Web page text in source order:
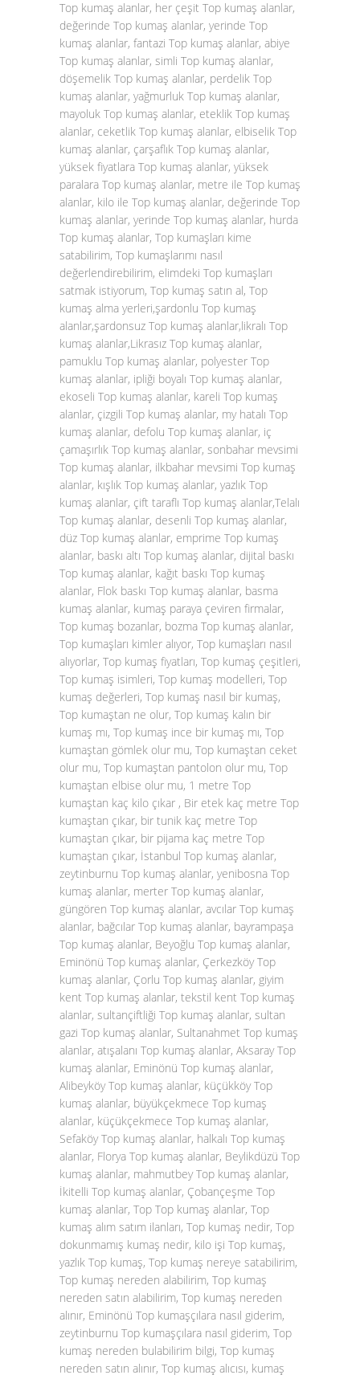
Top kumaş alanlar, her çeşit Top kumaş alanlar,
değerinde Top kumaş alanlar, yerinde Top
kumaş alanlar, fantazi Top kumaş alanlar, abiye
Top kumaş alanlar, simli Top kumaş alanlar,
döşemelik Top kumaş alanlar, perdelik Top
kumaş alanlar, yağmurluk Top kumaş alanlar,
mayoluk Top kumaş alanlar, eteklik Top kumaş
alanlar, ceketlik Top kumaş alanlar, elbiselik Top
kumaş alanlar, çarşaflık Top kumaş alanlar,
yüksek fiyatlara Top kumaş alanlar, yüksek
paralara Top kumaş alanlar, metre ile Top kumaş
alanlar, kilo ile Top kumaş alanlar, değerinde Top
kumaş alanlar, yerinde Top kumaş alanlar, hurda
Top kumaş alanlar, Top kumaşları kime
satabilirim, Top kumaşlarımı nasıl
değerlendirebilirim, elimdeki Top kumaşları
satmak istiyorum, Top kumaş satın al, Top
kumaş alma yerleri,şardonlu Top kumaş
alanlar,şardonsuz Top kumaş alanlar,likralı Top
kumaş alanlar,Likrasız Top kumaş alanlar,
pamuklu Top kumaş alanlar, polyester Top
kumaş alanlar, ipliği boyalı Top kumaş alanlar,
ekoseli Top kumaş alanlar, kareli Top kumaş
alanlar, çizgili Top kumaş alanlar, my hatalı Top
kumaş alanlar, defolu Top kumaş alanlar, iç
çamaşırlık Top kumaş alanlar, sonbahar mevsimi
Top kumaş alanlar, ilkbahar mevsimi Top kumaş
alanlar, kışlık Top kumaş alanlar, yazlık Top
kumaş alanlar, çift taraflı Top kumaş alanlar,Telalı
Top kumaş alanlar, desenli Top kumaş alanlar,
düz Top kumaş alanlar, emprime Top kumaş
alanlar, baskı altı Top kumaş alanlar, dijital baskı
Top kumaş alanlar, kağıt baskı Top kumaş
alanlar, Flok baskı Top kumaş alanlar, basma
kumaş alanlar, kumaş paraya çeviren firmalar,
Top kumaş bozanlar, bozma Top kumaş alanlar,
Top kumaşları kimler alıyor, Top kumaşları nasıl
alıyorlar, Top kumaş fiyatları, Top kumaş çeşitleri,
Top kumaş isimleri, Top kumaş modelleri, Top
kumaş değerleri, Top kumaş nasıl bir kumaş,
Top kumaştan ne olur, Top kumaş kalın bir
kumaş mı, Top kumaş ince bir kumaş mı, Top
kumaştan gömlek olur mu, Top kumaştan ceket
olur mu, Top kumaştan pantolon olur mu, Top
kumaştan elbise olur mu, 1 metre Top
kumaştan kaç kilo çıkar , Bir etek kaç metre Top
kumaştan çıkar, bir tunik kaç metre Top
kumaştan çıkar, bir pijama kaç metre Top
kumaştan çıkar, İstanbul Top kumaş alanlar,
zeytinburnu Top kumaş alanlar, yenibosna Top
kumaş alanlar, merter Top kumaş alanlar,
güngören Top kumaş alanlar, avcılar Top kumaş
alanlar, bağcılar Top kumaş alanlar, bayrampaşa
Top kumaş alanlar, Beyoğlu Top kumaş alanlar,
Eminönü Top kumaş alanlar, Çerkezköy Top
kumaş alanlar, Çorlu Top kumaş alanlar, giyim
kent Top kumaş alanlar, tekstil kent Top kumaş
alanlar, sultançiftliği Top kumaş alanlar, sultan
gazi Top kumaş alanlar, Sultanahmet Top kumaş
alanlar, atışalanı Top kumaş alanlar, Aksaray Top
kumaş alanlar, Eminönü Top kumaş alanlar,
Alibeyköy Top kumaş alanlar, küçükköy Top
kumaş alanlar, büyükçekmece Top kumaş
alanlar, küçükçekmece Top kumaş alanlar,
Sefaköy Top kumaş alanlar, halkalı Top kumaş
alanlar, Florya Top kumaş alanlar, Beylikdüzü Top
kumaş alanlar, mahmutbey Top kumaş alanlar,
İkitelli Top kumaş alanlar, Çobançeşme Top
kumaş alanlar, Top Top kumaş alanlar, Top
kumaş alım satım ilanları, Top kumaş nedir, Top
dokunmamış kumaş nedir, kilo işi Top kumaş,
yazlık Top kumaş, Top kumaş nereye satabilirim,
Top kumaş nereden alabilirim, Top kumaş
nereden satın alabilirim, Top kumaş nereden
alınır, Eminönü Top kumaşçılara nasıl giderim,
zeytinburnu Top kumaşçılara nasıl giderim, Top
kumaş nereden bulabilirim bilgi, Top kumaş
nereden satın alınır, Top kumaş alıcısı, kumaş